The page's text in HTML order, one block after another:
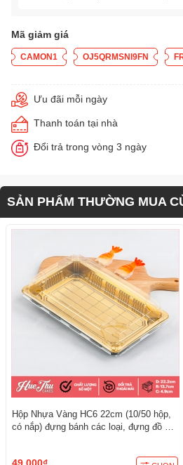
Mã giảm giá
CAMON1 OJ5QRMSNI9FN
Ưu đãi mỗi ngày
Thanh toán tại nhà
Đổi trả trong vòng 3 ngày
SẢN PHẨM THƯỜNG MUA
Hộp Nhựa Vàng HC6 22cm (10/50 hộp,
có nắp) đựng bánh các loại, đựng đồ ăn
49.000₫